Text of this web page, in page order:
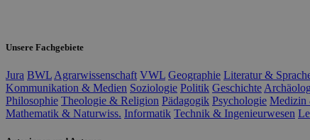
Unsere Fachgebiete
Jura BWL Agrarwissenschaft VWL Geographie Literatur &
Kommunikation & Medien Soziologie Politik Geschichte
Philosophie Theologie & Religion Pädagogik Psychologie Medizin
Mathematik & Naturwiss. Informatik Technik & Ingenieurwesen